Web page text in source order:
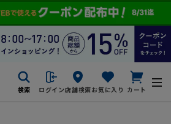
検索 ログイン店舗検索お気に入り カート